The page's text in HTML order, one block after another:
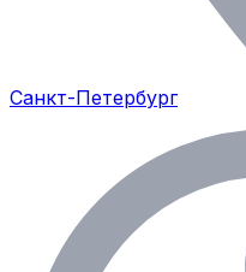
Санкт-Петербург